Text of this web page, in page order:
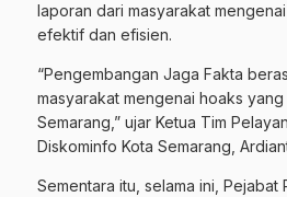
laporan dari masyarakat
efektif dan efisien.
“Pengembangan Jaga Fakta
masyarakat mengenai hoaks
Semarang,” ujar Ketua Tim
Diskominfo Kota Semarang,
Sementara itu, selama ini, Pejabat